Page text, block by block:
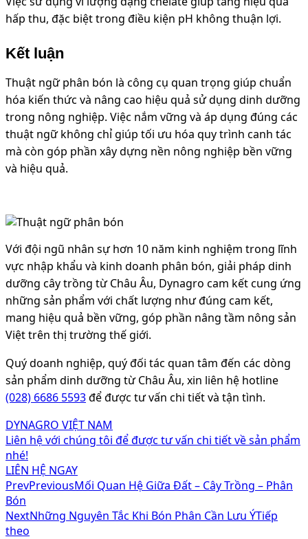
hấp thu, đặc biệt trong điều kiện pH không thuận lợi.
Kết luận
Thuật ngữ phân bón là công cụ quan trọng giúp chuẩn
hóa kiến thức và nâng cao hiệu quả sử dụng dinh dưỡng
trong nông nghiệp. Việc nắm vững và áp dụng đúng các
thuật ngữ không chỉ giúp tối ưu hóa quy trình canh tác
mà còn góp phần xây dựng nền nông nghiệp bền vững
và hiệu quả.
Với đội ngũ nhân sự hơn 10 năm kinh nghiệm trong lĩnh
vực nhập khẩu và kinh doanh phân bón, giải pháp dinh
dưỡng cây trồng từ Châu Âu, Dynagro cam kết cung ứng
những sản phẩm với chất lượng như đúng cam kết,
mang hiệu quả bền vững, góp phần nâng tầm nông sản
Việt trên thị trường thế giới.
Quý doanh nghiệp, quý đối tác quan tâm đến các dòng
sản phẩm dinh dưỡng từ Châu Âu, xin liên hệ hotline
(028) 6686 5593để được tư vấn chi tiết và tận tình.
DYNAGRO VIỆT NAM
Liên hệ với chúng tôi để được tư vấn chi tiết về sản phẩm
nhé!
LIÊN HỆ NGAY
PrevPreviousMối Quan Hệ Giữa Đất – Cây Trồng – Phân
Bón
NextNhững Nguyên Tắc Khi Bón Phân Cần Lưu ÝTiếp
theo